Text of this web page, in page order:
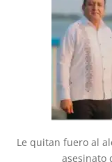
Le quitan fuero al
asesinato